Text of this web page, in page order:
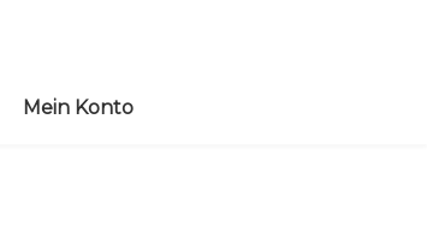
Mein Konto